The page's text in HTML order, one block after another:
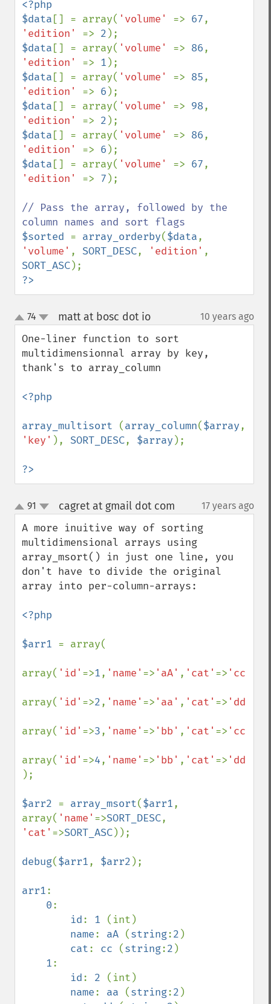
<?php
$data [] = array( 'volume' => 67
'edition' => 2
$data [] = array( 'volume' => 86
'edition' => 1
$data [] = array( 'volume' => 85
'edition' => 6
$data [] = array( 'volume' => 98
'edition' => 2
$data [] = array( 'volume' => 86
'edition' => 6
$data [] = array( 'volume' => 67
'edition' => 7 );
// Pass the array, followed by the
$sorted = array_orderby($data
'volume' , SORT_DESC, 'edition'
SORT_ASC
?>
up
down
74 matt at bosc dot io¶ 10 years ago
One-liner function to sort
multidimensionnal array by key,
thank's to array_column
<?php
array_multisort (array_column($array
'key' ), SORT_DESC, $array );
?>
up
down
91 cagret at gmail dot com 17 years ago
A more inuitive way of sorting
multidimensional arrays using
array_msort() in just one line, you
don't have to divide the original
array into per-column-arrays:
<?php
$arr1 = array(
array( 'id' =>1, 'name' => 'aA' , 'cat' => 'cc'
array( 'id' =>2, 'name' => 'aa' , 'cat' => 'dd'
array( 'id' =>3, 'name' => 'bb' , 'cat' => 'cc'
array( 'id' =>4, 'name' => 'bb' , 'cat' => 'dd'
);
$arr2 = array_msort($arr1,
array( 'name' =>SORT_DESC
'cat' =>SORT_ASC));
debug($arr1, $arr2 );
arr1:
0:
id: 1 (int)
name: aA (string:2 )
cat: cc (string:2 )
1:
id: 2 (int)
name: aa (string:2 )